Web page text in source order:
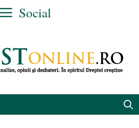
Social